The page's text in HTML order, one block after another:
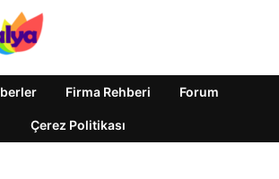
Firma Rehberi Forum
Çerez Politikası